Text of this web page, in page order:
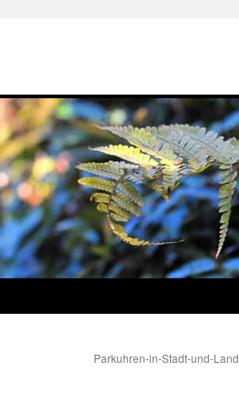
Parkuhren-in-Stadt-und-Land